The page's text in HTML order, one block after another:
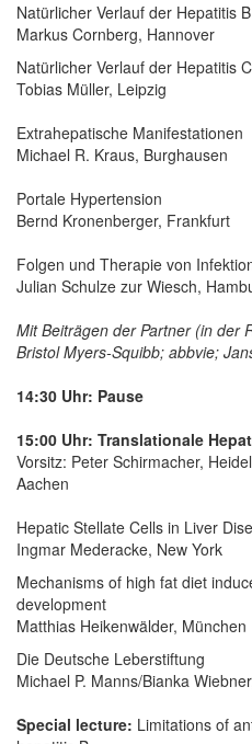
Natürlicher Verlauf der Hepatitis B
Markus Cornberg, Hannover
Natürlicher Verlauf der Hepatitis C
Tobias Müller, Leipzig
Extrahepatische Manifestationen
Michael R. Kraus, Burghausen
Portale Hypertension
Bernd Kronenberger, Frankfurt
Folgen und Therapie von
Julian Schulze zur Wiesch,
Mit Beiträgen der Partner (in der
Bristol Myers-Squibb; abbvie;
14:30 Uhr: Pause
15:00 Uhr: Translationale
Vorsitz: Peter Schirmacher,
Aachen
Hepatic Stellate Cells in Liver
Ingmar Mederacke, New York
Mechanisms of high fat diet
development
Matthias Heikenwälder, München
Die Deutsche Leberstiftung
Michael P. Manns/Bianka
Special lecture: Limitations of